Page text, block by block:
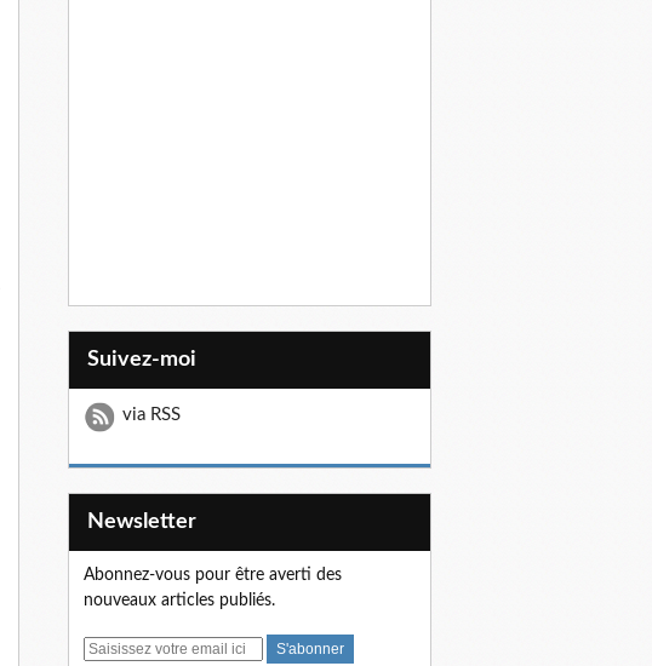
Suivez-moi
via RSS
Newsletter
Abonnez-vous pour être averti des
nouveaux articles publiés.
E